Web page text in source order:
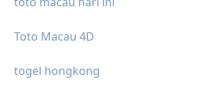
Toto Macau 4D
togel hongkong